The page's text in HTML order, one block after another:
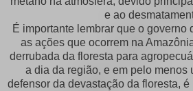
e ao
É importante lembrar que o governo
as ações que ocorrem na
derrubada da floresta para
a dia da região, e em pelo menos
defensor da devastação da floresta,